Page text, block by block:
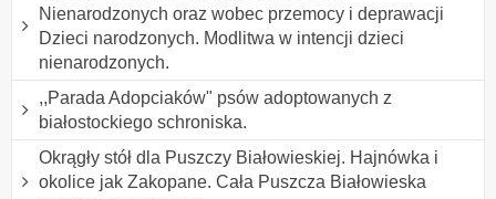
Nienarodzonych oraz wobec przemocy i deprawacji
Dzieci narodzonych. Modlitwa w intencji dzieci
nienarodzonych.
,,Parada Adopciaków" psów adoptowanych z
białostockiego schroniska.
Okrągły stół dla Puszczy Białowieskiej. Hajnówka i
okolice jak Zakopane. Cała Puszcza Białowieska